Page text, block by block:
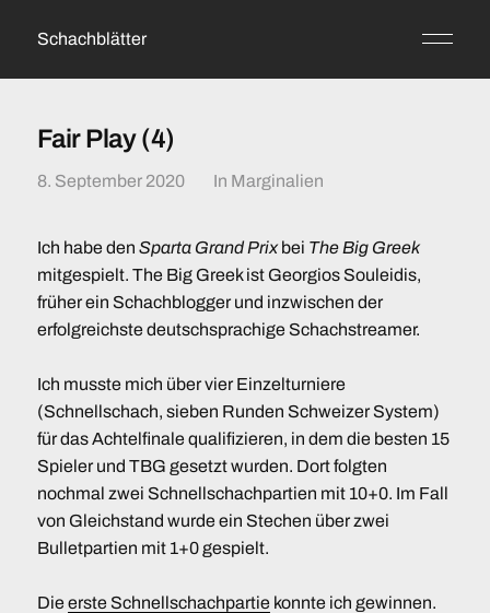
Schachblätter
Fair Play (4)
8. September 2020 In Marginalien
Ich habe den Sparta Grand Prixbei The Big Greek
mitgespielt. The Big Greek ist Georgios Souleidis,
früher ein Schachblogger und inzwischen der
erfolgreichste deutschsprachige Schachstreamer.
Ich musste mich über vier Einzelturniere
(Schnellschach, sieben Runden Schweizer System)
für das Achtelfinale qualifizieren, in dem die besten 15
Spieler und TBG gesetzt wurden. Dort folgten
nochmal zwei Schnellschachpartien mit 10+0. Im Fall
von Gleichstand wurde ein Stechen über zwei
Bulletpartien mit 1+0 gespielt.
Dieerste Schnellschachpartiekonnte ich gewinnen.